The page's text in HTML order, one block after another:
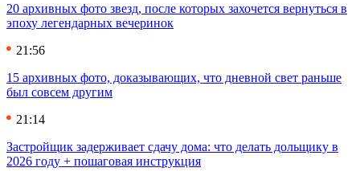
20 архивных фото звезд, после которых захочется вернуться в
эпоху легендарных вечеринок
21:56
15 архивных фото, доказывающих, что дневной свет раньше
был совсем другим
21:14
Застройщик задерживает сдачу дома: что делать дольщику в
2026 году + пошаговая инструкция